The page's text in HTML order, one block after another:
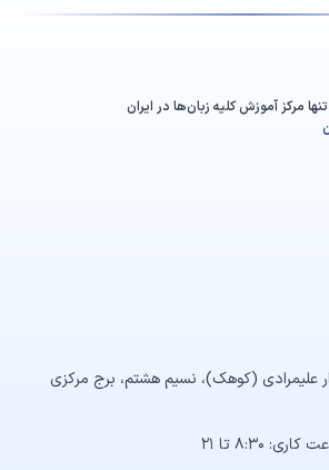
تنها مرکز آموزش کلیه زبان‌ها در ایران
علیمرادی (کوهک)، نسیم هشتم، برج مرکزی
8:30 تا 21